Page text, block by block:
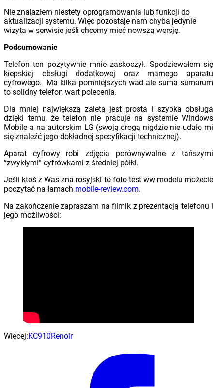
Nie znalazłem niestety oprogramowania lub funkcji do
aktualizacji systemu. Więc pozostaje nam chyba jedynie
wizyta w serwisie jeśli chcemy mieć nowszą wersję.
Podsumowanie
Telefon ten pozytywnie mnie zaskoczył. Spodziewałem się
kiepskiej obsługi dodatkowej oraz marnego aparatu
cyfrowego. Ma kilka pomniejszych wad ale suma sumarum
to solidny telefon wart polecenia.
Dla mniej największą zaletą jest prosta i szybka obsługa
dzięki temu, że telefon nie pracuje na systemie Windows
Mobile a na autorskim LG (swoją drogą nigdzie nie udało mi
się znaleźć jego dokładnej specyfikacji technicznej).
Aparat cyfrowy robi zdjęcia porównywalne z tańszymi
“zwykłymi” cyfrówkami z średniej półki.
Jeśli ktoś z Was zna rosyjski to foto test ww modelu możecie
poczytać na łamach mobile-review.com.
Na zakończenie zapraszam na filmik z prezentacją telefonu i
jego możliwości:
Więcej:KC910Renoir